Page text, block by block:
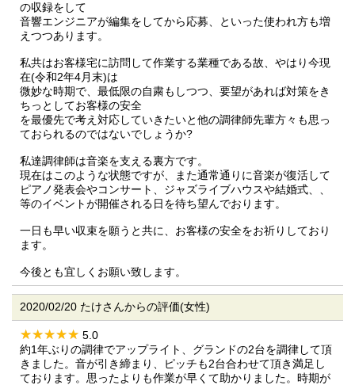
の収録をして
音響エンジニアが編集をしてから応募、といった使われ方も増
えつつあります。
私共はお客様宅に訪問して作業する業種である故、やはり今現
在(令和2年4月末)は
微妙な時期で、最低限の自粛もしつつ、要望があれば対策をき
ちっとしてお客様の安全
を最優先で考え対応していきたいと他の調律師先輩方々も思っ
ておられるのではないでしょうか?
私達調律師は音楽を支える裏方です。
現在はこのような状態ですが、また通常通りに音楽が復活して
ピアノ発表会やコンサート、ジャズライブハウスや結婚式、、
等のイベントが開催される日を待ち望んでおります。
一日も早い収束を願うと共に、お客様の安全をお祈りしており
ます。
今後とも宜しくお願い致します。
2020/02/20 たけさんからの評価(女性)
5.0
約1年ぶりの調律でアップライト、グランドの2台を調律して頂
きました。音が引き締まり、ピッチも2台合わせて頂き満足し
ております。思ったよりも作業が早くて助かりました。時期が